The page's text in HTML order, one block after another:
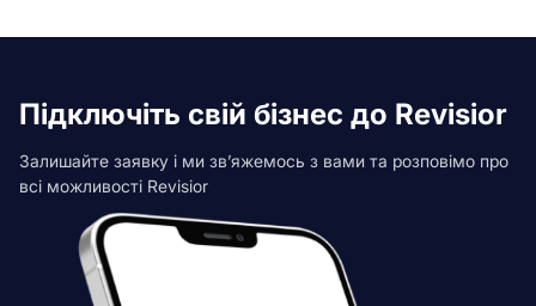
Підключіть свій бізнес до Revisior
Залишайте заявку і ми зв’яжемось з вами та розповімо про
всі можливості Revisior